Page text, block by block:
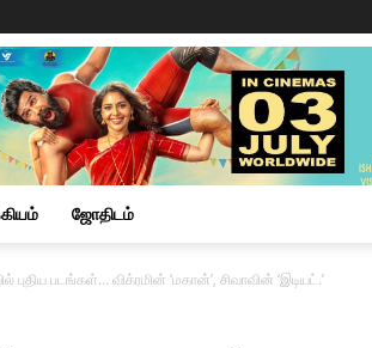
ஜோதிடம்
படங்கள்… விக்ரமின் ‘மகான்’, சிவாவின் ‘இடியட்.’